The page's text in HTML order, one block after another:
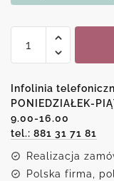
Fototapeta
lawendą
na
tle
cegieł
Infolinia
PONIEDZIAŁEK-
9.00-16.00
tel.: 881 31 71 81
Realizacja
Polska firma,